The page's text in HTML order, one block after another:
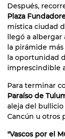
Después,
Plaza
mística ciudad
llegó a albergar
la pirámide más
la oportunidad
imprescindible
Para terminar
Paraíso de
aleja del
Cancún u otros
"Vascos por el